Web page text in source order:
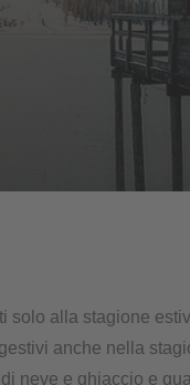
solo alla stagione
anche nella
neve e ghiaccio e